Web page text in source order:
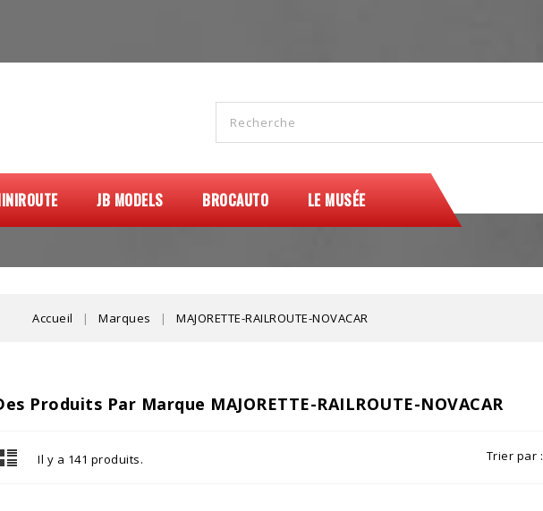
JB MODELS BROCAUTO LE MUSÉE
Accueil Marques MAJORETTE-RAILROUTE-NOVACAR
Produits Par Marque MAJORETTE-RAILROUTE-NOVACAR
Il y a 141 produits. Trier par :